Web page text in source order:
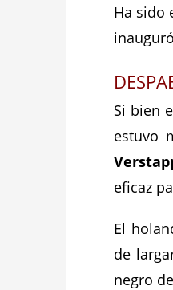
Ha sido
Si bien
estuvo
eficaz
El
de
negro